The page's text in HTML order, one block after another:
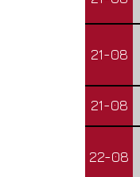
21-08
21-08
22-08